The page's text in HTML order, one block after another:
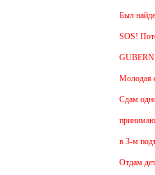
Был
SOS!
Молодая
Cдам
принимаю
в 3-м
Отдам